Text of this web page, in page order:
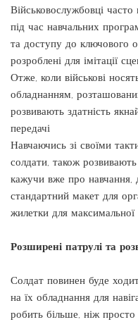
Військовослужбовці
під час навчальних
та доступу до ключового
розроблені для імітації
Отже, коли військові
обладнанням,
розвивають здатність
передачі
Навчаючись зі своїми
солдати, також
кажучи вже про навчання,
стандартний макет для
жилетки для максимальної
Розширені патрулі та
Солдат повинен буде
на їх обладнання для
робить більше, ніж просто